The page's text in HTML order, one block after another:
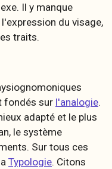
Il y manque
du visage,
traits.
fondés sur l'analogie.
adapté et le plus
le système
Sur tous ces
Typologie. Citons